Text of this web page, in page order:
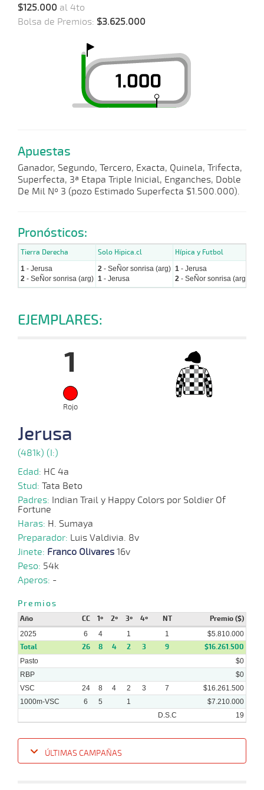
$125.000 al 4to
Bolsa de Premios: $3.625.000
Apuestas
Ganador, Segundo, Tercero, Exacta, Quinela, Trifecta,
Superfecta, 3ª Etapa Triple Inicial, Enganches, Doble
De Mil Nº 3 (pozo Estimado Superfecta $1.500.000).
Pronósticos:
Tierra Derecha Solo Hipica.cl Hípica y Futbol
1 - Jerusa
2 - SeÑor sonrisa (arg)
2 - SeÑor sonrisa (arg)
1 - Jerusa
1 - Jerusa
2 - SeÑor sonrisa (arg)
EJEMPLARES:
1
Rojo
Jerusa
(481k) (I:)
Edad: HC 4a
Stud: Tata Beto
Padres: Indian Trail y Happy Colors por Soldier Of
Fortune
Haras: H. Sumaya
Preparador: Luis Valdivia. 8v
Jinete: Franco Olivares 16v
Peso: 54k
Aperos: -
Premios
Año CC 1º 2º 3º 4º NT Premio ($)
2025 6 4 1 1 $5.810.000
Total 26 8 4 2 3 9 $16.261.500
Pasto
$0
RBP
$0
VSC
24 8 4 2 3 7
$16.261.500
1000m-VSC
6 5 1
$7.210.000
D.S.C
19
ÚLTIMAS CAMPAÑAS